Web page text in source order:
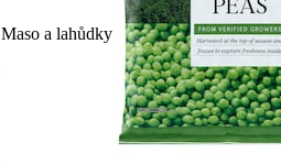
Maso a lahůdky